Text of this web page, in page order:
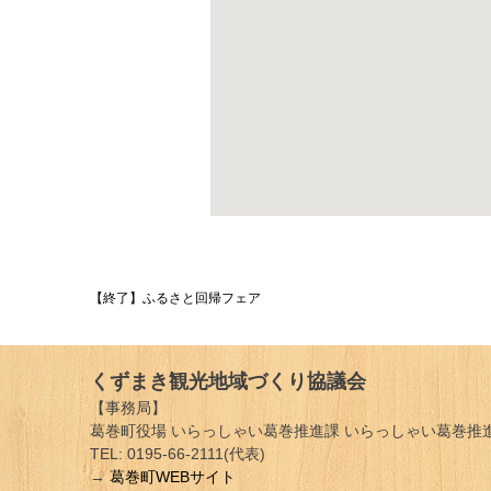
投
ナ
ビ
ゲ
【終了】ふるさと回帰フェア
くずまき観光地域づくり協議会
【事務局】
葛巻町役場 いらっしゃい葛巻推進課 いらっしゃい葛巻推
TEL: 0195-66-2111(代表)
→葛巻町WEBサイト